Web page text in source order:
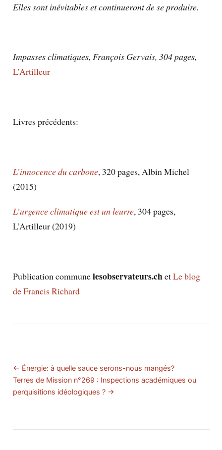
Elles sont inévitables et continueront de se produire.
Impasses climatiques, François Gervais, 304 pages,
L’Artilleur
Livres précédents:
L’innocence du carbone, 320 pages, Albin Michel
(2015)
L’urgence climatique est un leurre, 304 pages,
L’Artilleur (2019)
Publication communelesobservateurs.chetLe blog
de Francis Richard
← Énergie: à quelle sauce serons-nous mangés?
Terres de Mission n°269 : Inspections académiques ou
perquisitions idéologiques ? →